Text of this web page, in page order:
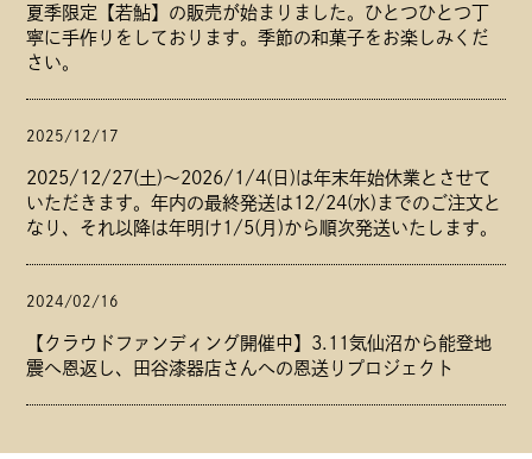
夏季限定【若鮎】の販売が始まりました。ひとつひとつ丁
寧に手作りをしております。季節の和菓子をお楽しみくだ
さい。
2025/12/17
2025/12/27(土)～2026/1/4(日)は年末年始休業とさせて
いただきます。年内の最終発送は12/24(水)までのご注文と
なり、それ以降は年明け1/5(月)から順次発送いたします。
2024/02/16
【クラウドファンディング開催中】3.11気仙沼から能登地
震へ恩返し、田谷漆器店さんへの恩送りプロジェクト